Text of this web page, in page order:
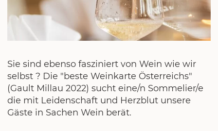
Sie sind ebenso fasziniert von Wein wie wir
selbst ? Die "beste Weinkarte Österreichs"
(Gault Millau 2022) sucht eine/n Sommelier/e
die mit Leidenschaft und Herzblut unsere
Gäste in Sachen Wein berät.